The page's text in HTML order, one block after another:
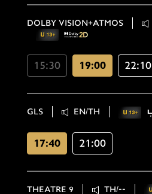
DOLBY VISION+ATMOS
15:30 19:00 22:10
GLS EN/TH
17:40 21:00
THEATRE 9 TH/--